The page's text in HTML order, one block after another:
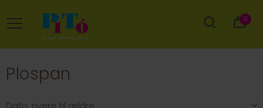
0
Plospan